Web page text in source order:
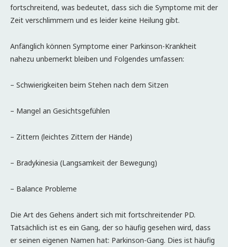
fortschreitend, was bedeutet, dass sich die Symptome mit der
Zeit verschlimmern und es leider keine Heilung gibt.
Anfänglich können Symptome einer Parkinson-Krankheit
nahezu unbemerkt bleiben und Folgendes umfassen:
– Schwierigkeiten beim Stehen nach dem Sitzen
– Mangel an Gesichtsgefühlen
– Zittern (leichtes Zittern der Hände)
– Bradykinesia (Langsamkeit der Bewegung)
– Balance Probleme
Die Art des Gehens ändert sich mit fortschreitender PD.
Tatsächlich ist es ein Gang, der so häufig gesehen wird, dass
er seinen eigenen Namen hat: Parkinson-Gang. Dies ist häufig